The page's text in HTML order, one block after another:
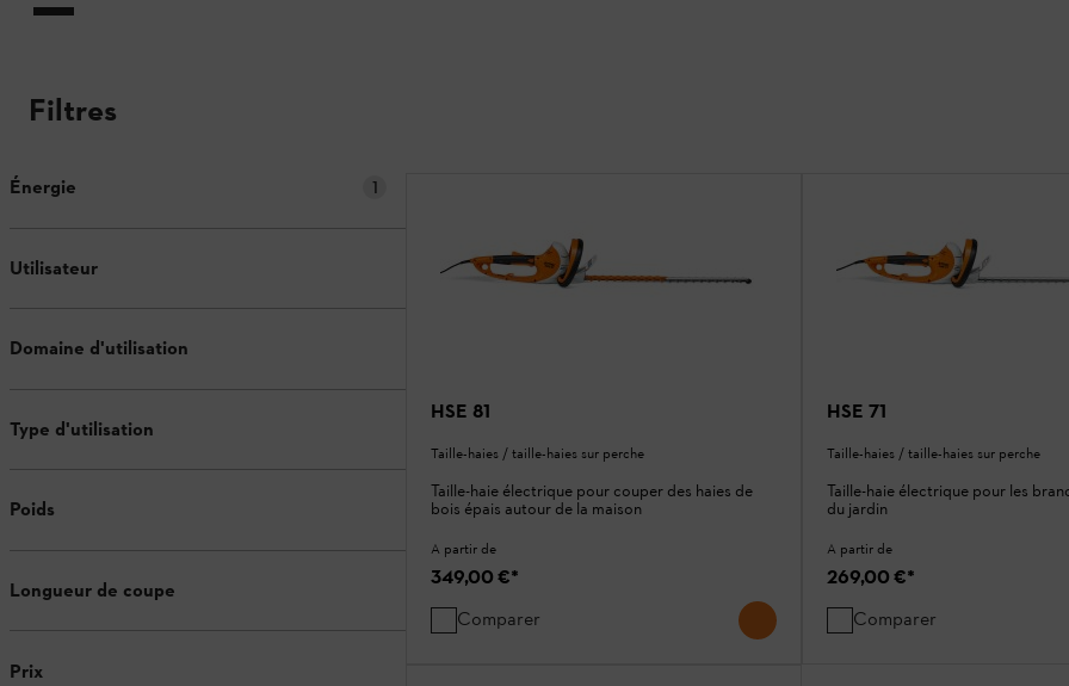
Filtres
Énergie 1
Utilisateur
Domaine d'utilisation
Type d'utilisation
Poids
Longueur de coupe
Prix
HSE 81
Taille-haies / taille-haies sur perche
Taille-haie électrique pour couper des haies de
bois épais autour de la maison
A partir de
349,00 €*
Comparer
HSE 71
Taille-haies / taille-haies sur perche
Taille-haie électrique pour les
du jardin
A partir de
269,00 €*
Comparer